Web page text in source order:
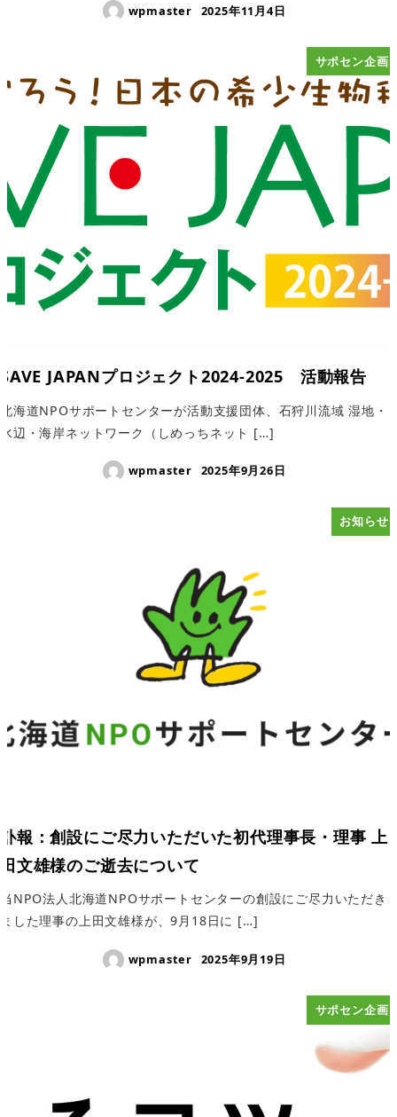
wpmaster 2025年11月4日
サポセン企画
SAVE JAPANプロジェクト2024-2025 活動報告
北海道NPOサポートセンターが活動支援団体、石狩川流域 湿地・
水辺・海岸ネットワーク（しめっちネット […]
wpmaster 2025年9月26日
お知らせ
訃報：創設にご尽力いただいた初代理事長・理事 上
田文雄様のご逝去について
当NPO法人北海道NPOサポートセンターの創設にご尽力いただき
ました理事の上田文雄様が、9月18日に […]
wpmaster 2025年9月19日
サポセン企画